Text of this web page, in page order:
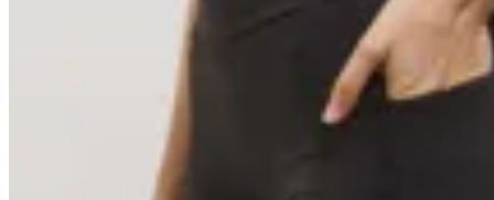
Minishort Performance